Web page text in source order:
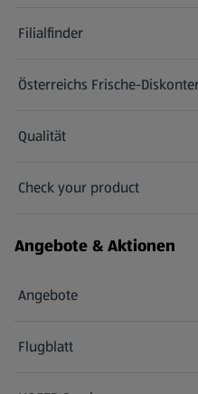
Filialfinder
Österreichs Frische-
Qualität
Check your product
(öffnet in einem neuen Tab)
Angebote & Aktionen
Angebote
Flugblatt